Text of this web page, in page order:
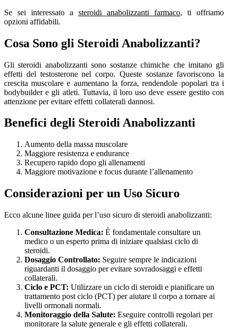
Se sei interessato a steroidi anabolizzanti farmaco, ti offriamo
opzioni affidabili.
Cosa Sono gli Steroidi Anabolizzanti?
Gli steroidi anabolizzanti sono sostanze chimiche che imitano gli
effetti del testosterone nel corpo. Queste sostanze favoriscono la
crescita muscolare e aumentano la forza, rendendole popolari tra i
bodybuilder e gli atleti. Tuttavia, il loro uso deve essere gestito con
attenzione per evitare effetti collaterali dannosi.
Benefici degli Steroidi Anabolizzanti
Aumento della massa muscolare
Maggiore resistenza e endurance
Recupero rapido dopo gli allenamenti
Maggiore motivazione e focus durante l’allenamento
Considerazioni per un Uso Sicuro
Ecco alcune linee guida per l’uso sicuro di steroidi anabolizzanti:
Consultazione Medica: È fondamentale consultare un
medico o un esperto prima di iniziare qualsiasi ciclo di
steroidi.
Dosaggio Controllato: Seguire sempre le indicazioni
riguardanti il dosaggio per evitare sovradosaggi e effetti
collaterali.
Ciclo e PCT: Utilizzare un ciclo di steroidi e pianificare un
trattamento post ciclo (PCT) per aiutare il corpo a tornare ai
livelli ormonali normali.
Monitoraggio della Salute: Eseguire controlli regolari per
monitorare la salute generale e gli effetti collaterali.